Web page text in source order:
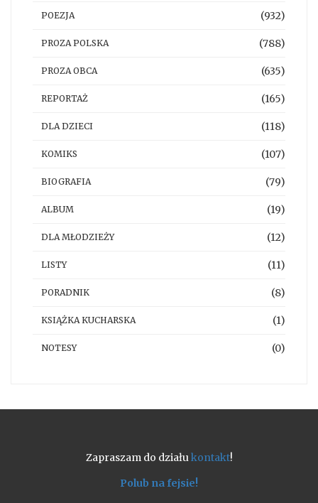
POEZJA (932)
PROZA POLSKA (788)
PROZA OBCA (635)
REPORTAŻ (165)
DLA DZIECI (118)
KOMIKS (107)
BIOGRAFIA (79)
ALBUM (19)
DLA MŁODZIEŻY (12)
LISTY (11)
PORADNIK (8)
KSIĄŻKA KUCHARSKA (1)
NOTESY (0)
Zapraszam do działukontakt!
Polub na fejsie!